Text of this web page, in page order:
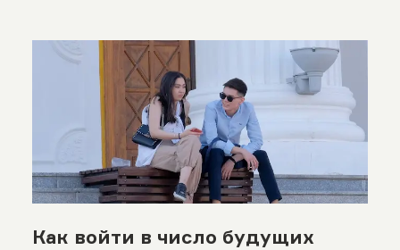
Как войти в число будущих